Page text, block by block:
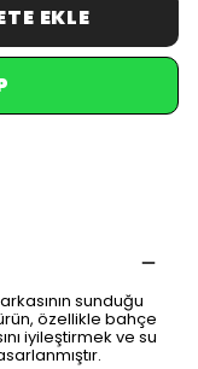
EKLE
sunduğu
özellikle bahçe
iyileştirmek ve su